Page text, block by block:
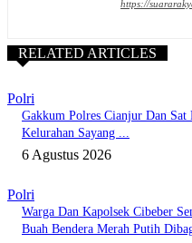
https://
RELATED ARTICLES
Polri
Gakkum Polres Cianjur Dan
Kelurahan Sayang ...
6 Agustus 2026
Polri
Warga Dan Kapolsek Cibeber
Buah Bendera Merah Putih